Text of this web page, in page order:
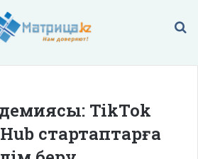
TikTok
стартаптарға